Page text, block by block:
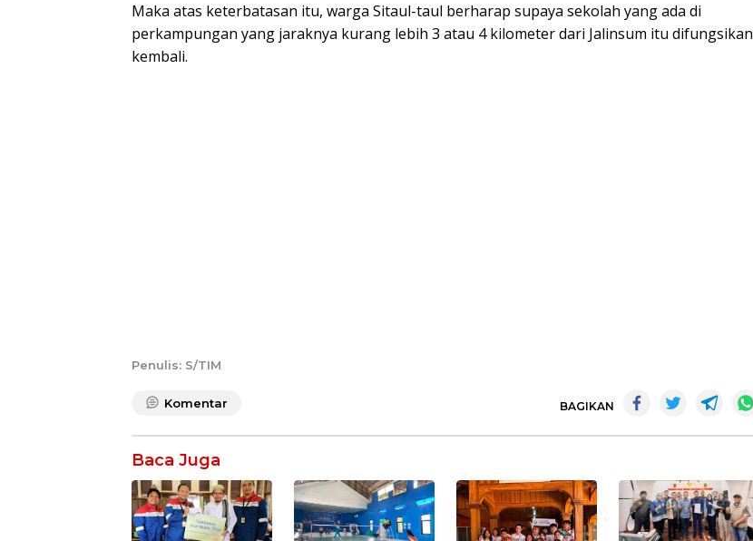
Maka atas keterbatasan itu, warga Sitaul-taul berharap supaya sekolah yang ada di
perkampungan yang jaraknya kurang lebih 3 atau 4 kilometer dari Jalinsum itu difungsikan
kembali.
Penulis: S/TIM
Komentar BAGIKAN
Baca Juga